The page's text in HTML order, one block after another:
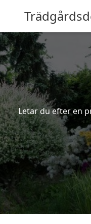
Letar du efter en